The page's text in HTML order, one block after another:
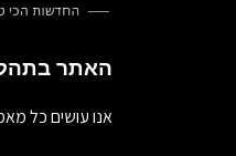
האתר
אנו עושים כל